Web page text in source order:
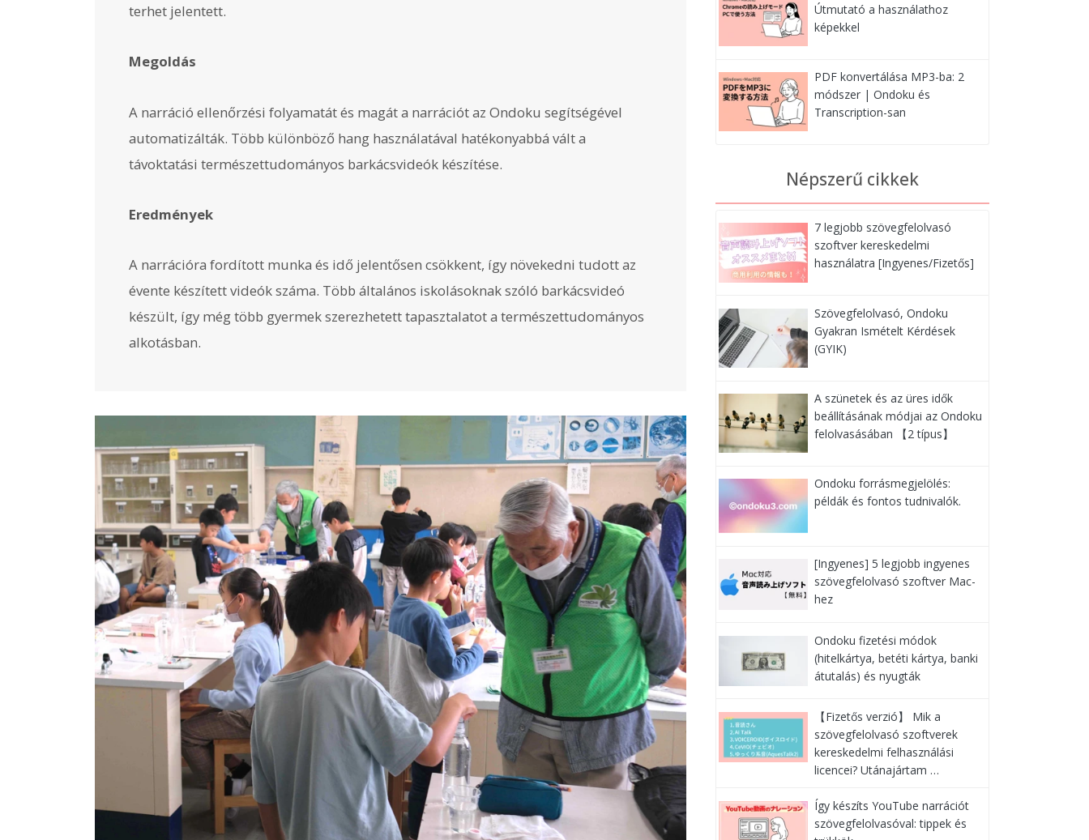
terhet jelentett.
Megoldás
A narráció ellenőrzési folyamatát és magát a narrációt az Ondoku segítségével
automatizálták. Több különböző hang használatával hatékonyabbá vált a
távoktatási természettudományos barkácsvideók készítése.
Eredmények
A narrációra fordított munka és idő jelentősen csökkent, így növekedni tudott az
évente készített videók száma. Több általános iskolásoknak szóló barkácsvideó
készült, így még több gyermek szerezhetett tapasztalatot a természettudományos
alkotásban.
Útmutató a használathoz
képekkel
PDF konvertálása MP3-ba: 2
módszer | Ondoku és
Transcription-san
Népszerű cikkek
7 legjobb szövegfelolvasó
szoftver kereskedelmi
használatra [Ingyenes/Fizetős]
Szövegfelolvasó, Ondoku
Gyakran Ismételt Kérdések
(GYIK)
A szünetek és az üres idők
beállításának módjai az Ondoku
felolvasásában 【2 típus】
Ondoku forrásmegjelölés:
példák és fontos tudnivalók.
[Ingyenes] 5 legjobb ingyenes
szövegfelolvasó szoftver Mac-
hez
Ondoku fizetési módok
(hitelkártya, betéti kártya, banki
átutalás) és nyugták
【Fizetős verzió】 Mik a
szövegfelolvasó szoftverek
kereskedelmi felhasználási
licencei? Utánajártam …
Így készíts YouTube narrációt
szövegfelolvasóval: tippek és